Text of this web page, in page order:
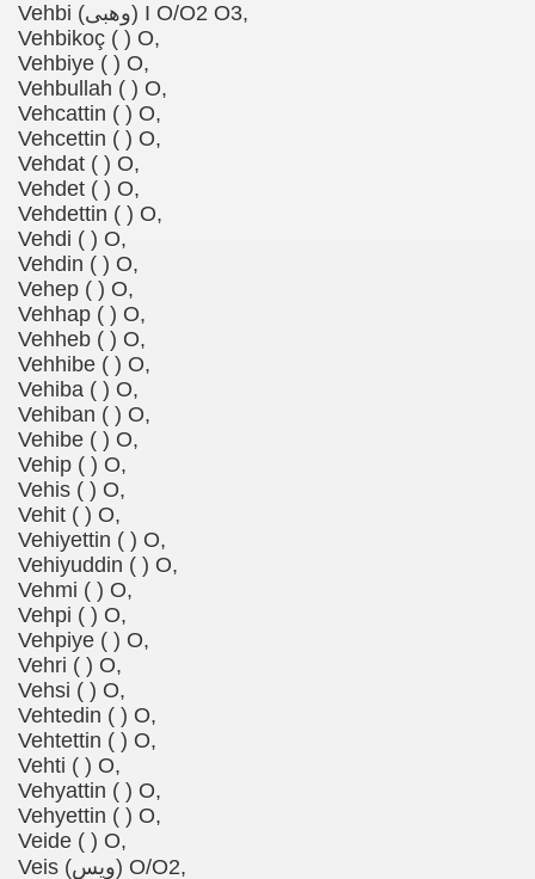
Vehbi (وهبی) I O/O2 O3,
Vehbikoç ( ) O,
Vehbiye ( ) O,
Vehbullah ( ) O,
Vehcattin ( ) O,
Vehcettin ( ) O,
Vehdat ( ) O,
Vehdet ( ) O,
Vehdettin ( ) O,
Vehdi ( ) O,
Vehdin ( ) O,
Vehep ( ) O,
Vehhap ( ) O,
Vehheb ( ) O,
Vehhibe ( ) O,
Vehiba ( ) O,
Vehiban ( ) O,
Vehibe ( ) O,
Vehip ( ) O,
Vehis ( ) O,
Vehit ( ) O,
Vehiyettin ( ) O,
Vehiyuddin ( ) O,
Vehmi ( ) O,
Vehpi ( ) O,
Vehpiye ( ) O,
Vehri ( ) O,
Vehsi ( ) O,
Vehtedin ( ) O,
Vehtettin ( ) O,
Vehti ( ) O,
Vehyattin ( ) O,
Vehyettin ( ) O,
Veide ( ) O,
Veis (ویس) O/O2,